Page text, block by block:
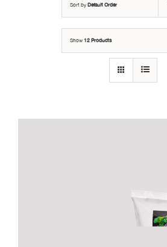
Sort byDefault Order
Show12 Products